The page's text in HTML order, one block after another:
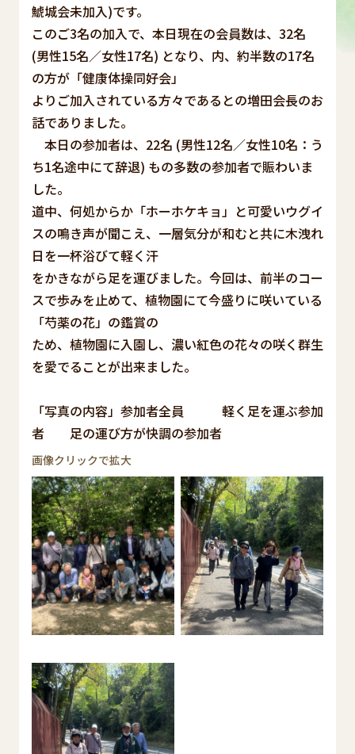
鯱城会未加入)です。
このご3名の加入で、本日現在の会員数は、32名
(男性15名／女性17名) となり、内、約半数の17名
の方が「健康体操同好会」
よりご加入されている方々であるとの増田会長のお
話でありました。
本日の参加者は、22名 (男性12名／女性10名：う
ち1名途中にて辞退) もの多数の参加者で賑わいま
した。
道中、何処からか「ホーホケキョ」と可愛いウグイ
スの鳴き声が聞こえ、一層気分が和むと共に木洩れ
日を一杯浴びて軽く汗
をかきながら足を運びました。今回は、前半のコー
スで歩みを止めて、植物園にて今盛りに咲いている
「芍薬の花」の鑑賞の
ため、植物園に入園し、濃い紅色の花々の咲く群生
を愛でることが出来ました。
「写真の内容」参加者全員 軽く足を運ぶ参加
者 足の運び方が快調の参加者
画像クリックで拡大